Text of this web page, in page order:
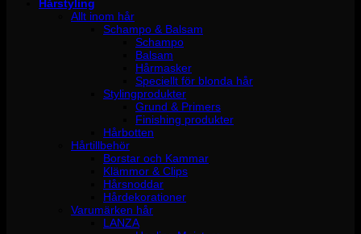
Hårstyling
Allt inom hår
Schampo & Balsam
Schampo
Balsam
Hårmasker
Speciellt för blonda hår
Stylingprodukter
Grund & Primers
Finishing produkter
Hårbotten
Hårtillbehör
Borstar och Kammar
Klämmor & Clips
Hårsnoddar
Hårdekorationer
Varumärken hår
LANZA